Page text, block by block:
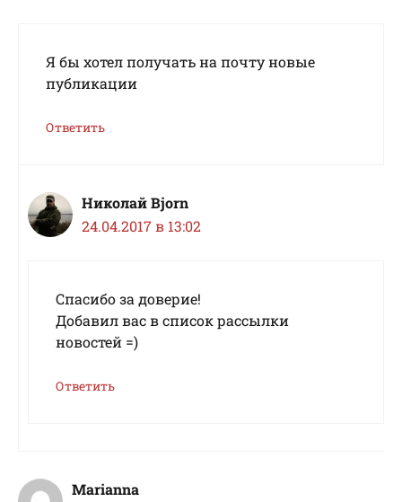
Я бы хотел получать на почту новые
публикации
Ответить
Николай Bjorn
24.04.2017 в 13:02
Спасибо за доверие!
Добавил вас в список рассылки
новостей =)
Ответить
Marianna